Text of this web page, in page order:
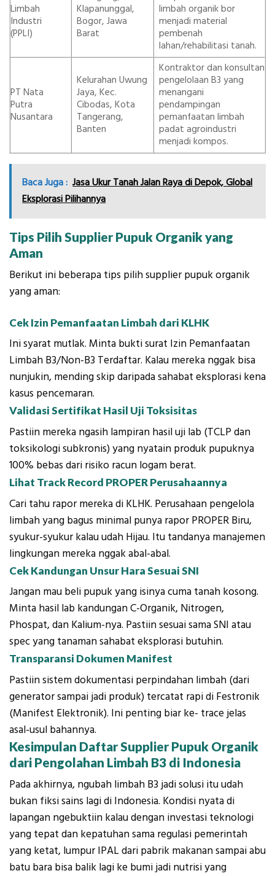
Limbah
Industri
(PPLI)
Klapanunggal,
Bogor, Jawa
Barat
limbah organik bor
menjadi material
pembenah
lahan/rehabilitasi tanah.
PT Nata
Putra
Nusantara
Kelurahan Uwung
Jaya, Kec.
Cibodas, Kota
Tangerang,
Banten
Kontraktor dan konsultan
pengelolaan B3 yang
menangani
pendampingan
pemanfaatan limbah
padat agroindustri
menjadi kompos.
Baca Juga : Jasa Ukur Tanah Jalan Raya di Depok, Global
Eksplorasi Pilihannya
Tips Pilih Supplier Pupuk Organik yang
Aman
Berikut ini beberapa tips pilih supplier pupuk organik
yang aman:
Cek Izin Pemanfaatan Limbah dari KLHK
Ini syarat mutlak. Minta bukti surat Izin Pemanfaatan
Limbah B3/Non-B3 Terdaftar. Kalau mereka nggak bisa
nunjukin, mending skip daripadasahabat eksplorasi kena
kasus pencemaran.
Validasi Sertifikat Hasil Uji Toksisitas
Pastiin mereka ngasih lampiran hasil uji lab (TCLP dan
toksikologi subkronis) yang nyatain produk pupuknya
100% bebas dari risiko racun logam berat.
Lihat Track Record PROPER Perusahaannya
Cari tahu rapor mereka di KLHK. Perusahaan pengelola
limbah yang bagus minimal punya rapor PROPER Biru,
syukur-syukur kalau udah Hijau. Itu tandanya manajemen
lingkungan mereka nggak abal-abal.
Cek Kandungan Unsur Hara Sesuai SNI
Jangan mau beli pupuk yang isinya cuma tanah kosong.
Minta hasil lab kandungan C-Organik, Nitrogen,
Phospat, dan Kalium-nya. Pastiin sesuai sama SNI atau
spec yang tanamansahabat eksplorasi butuhin.
Transparansi Dokumen Manifest
Pastiin sistem dokumentasi perpindahan limbah (dari
generator sampai jadi produk) tercatat rapi di Festronik
(Manifest Elektronik). Ini penting biar ke- trace jelas
asal-usul bahannya.
Kesimpulan Daftar Supplier Pupuk Organik
dari Pengolahan Limbah B3 di Indonesia
Pada akhirnya, ngubah limbah B3 jadi solusi itu udah
bukan fiksi sains lagi di Indonesia. Kondisi nyata di
lapangan ngebuktiin kalau dengan investasi teknologi
yang tepat dan kepatuhan sama regulasi pemerintah
yang ketat, lumpur IPAL dari pabrik makanan sampai abu
batu bara bisa balik lagi ke bumi jadi nutrisi yang